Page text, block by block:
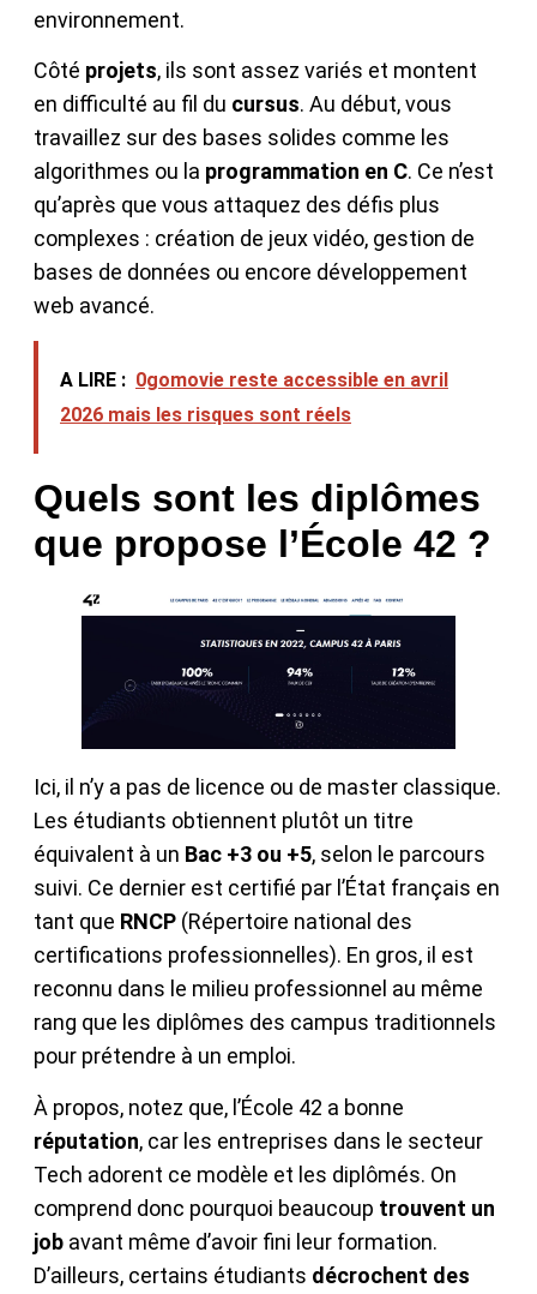
environnement.
Côté projets, ils sont assez variés et montent
en difficulté au fil du cursus. Au début, vous
travaillez sur des bases solides comme les
algorithmes ou la programmation en C. Ce n’est
qu’après que vous attaquez des défis plus
complexes : création de jeux vidéo, gestion de
bases de données ou encore développement
web avancé.
A LIRE : 0gomovie reste accessible en avril
2026 mais les risques sont réels
Quels sont les diplômes
que propose l’École 42 ?
Ici, il n’y a pas de licence ou de master classique.
Les étudiants obtiennent plutôt un titre
équivalent à un Bac +3 ou +5, selon le parcours
suivi. Ce dernier est certifié par l’État français en
tant que RNCP (Répertoire national des
certifications professionnelles). En gros, il est
reconnu dans le milieu professionnel au même
rang que les diplômes des campus traditionnels
pour prétendre à un emploi.
À propos, notez que, l’École 42 a bonne
réputation, car les entreprises dans le secteur
Tech adorent ce modèle et les diplômés. On
comprend donc pourquoi beaucoup trouvent un
job avant même d’avoir fini leur formation.
D’ailleurs, certains étudiants décrochent des